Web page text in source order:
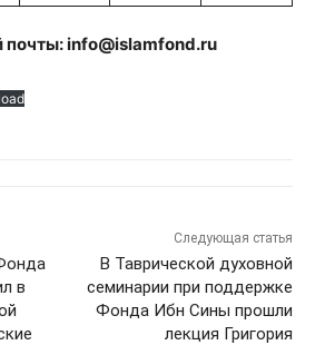
почты: info@islamfond.ru
в
Следующая статья
В Таврической духовной
семинарии при поддержке
Фонда Ибн Сины прошли
лекция Григория